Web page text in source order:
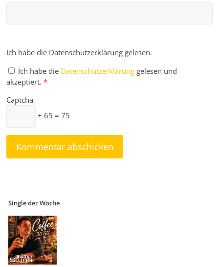
Ich habe die Datenschutzerklärung gelesen.
Ich habe die Datenschutzerklärung gelesen und
akzeptiert. *
Captcha
+ 65 = 75
Single der Woche